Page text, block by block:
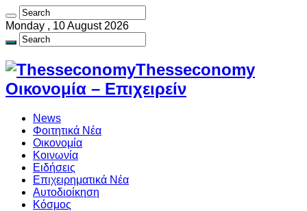
Monday , 10 August 2026
Thesseconomy
Οικονομία – Επιχειρείν
News
Φοιτητικά Νέα
Οικονομία
Κοινωνία
Ειδήσεις
Επιχειρηματικά Νέα
Αυτοδιοίκηση
Κόσμος